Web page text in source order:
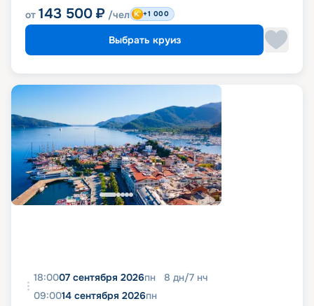
от 143 500 ₽ /чел +1 000
Выбрать круиз
18:0007 сентября 2026пн 8 дн/7 нч
09:0014 сентября 2026пн